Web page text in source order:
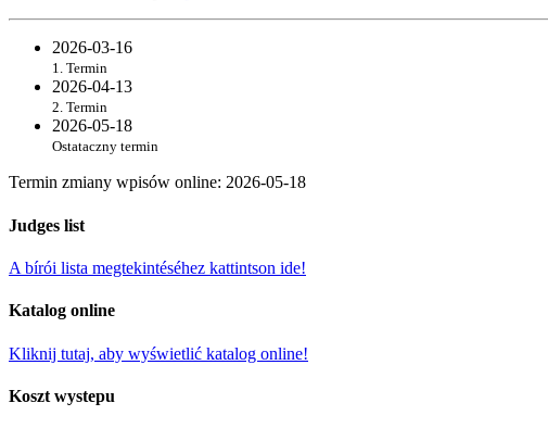
2026-03-16
1. Termin
2026-04-13
2. Termin
2026-05-18
Ostataczny termin
Termin zmiany wpisów online: 2026-05-18
Judges list
A bírói lista megtekintéséhez kattintson ide!
Katalog online
Kliknij tutaj, aby wyświetlić katalog online!
Koszt wystepu